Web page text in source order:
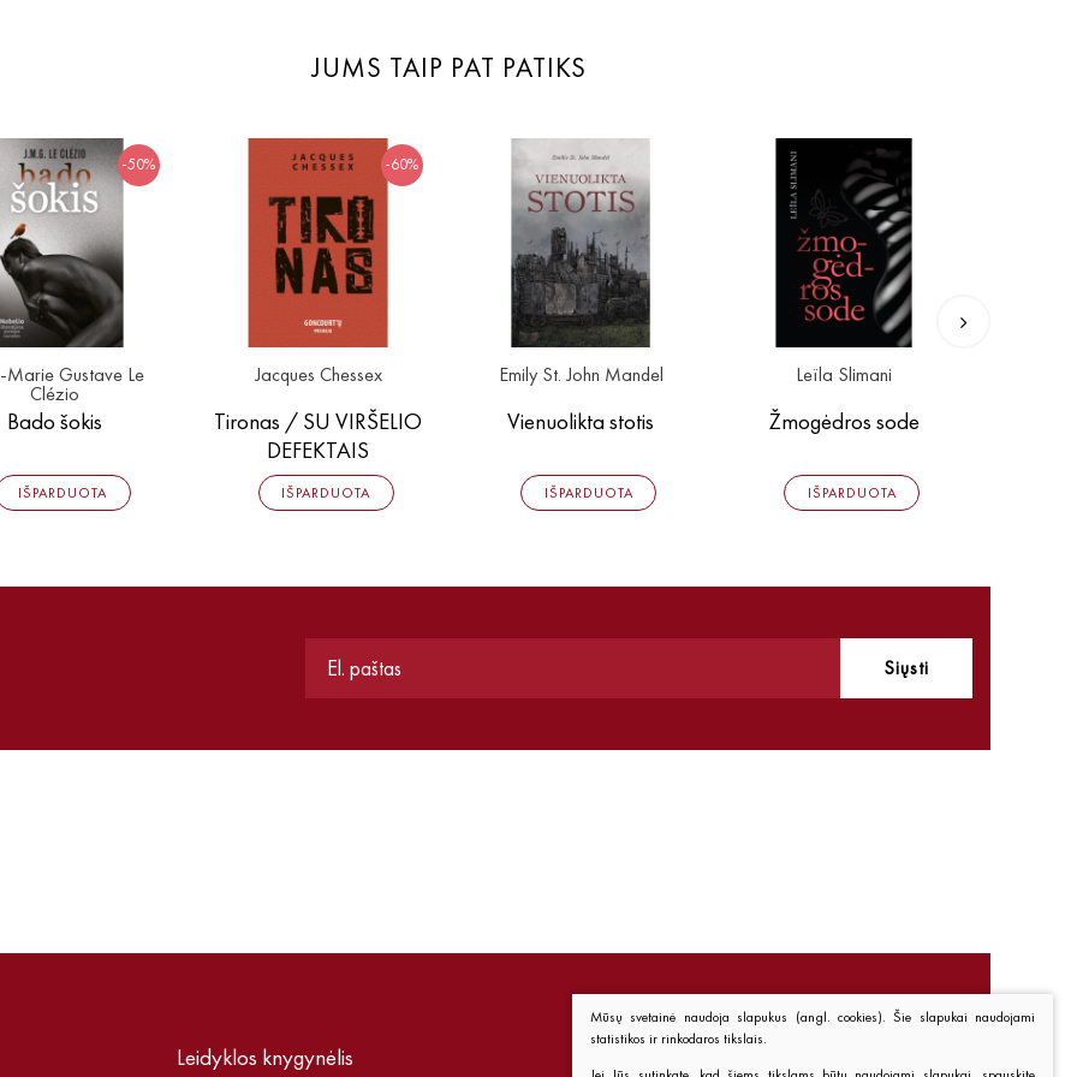
JUMS TAIP PAT PATIKS
-50%
Marie Gustave Le
Clézio
Bado šokis
IŠPARDUOTA
-60%
Jacques Chessex
Tironas / SU VIRŠELIO
DEFEKTAIS
IŠPARDUOTA
Emily St. John Mandel
Vienuolikta stotis
IŠPARDUOTA
Leïla Slimani
Žmogėdros sode
IŠPARDUOTA
Siųsti
Leidyklos knygynėlis
Mūsų svetainė naudoja slapukus (angl. cookies). Šie slapukai naudojami
statistikos ir rinkodaros tikslais.